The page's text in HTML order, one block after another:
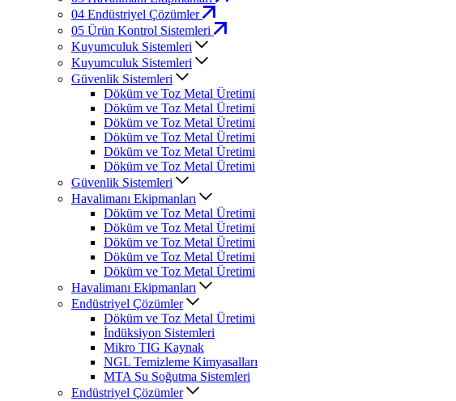
04 Endüstriyel Çözümler
05 Ürün Kontrol Sistemleri
Kuyumculuk Sistemleri
Kuyumculuk Sistemleri
Güvenlik Sistemleri
Döküm ve Toz Metal Üretimi
Döküm ve Toz Metal Üretimi
Döküm ve Toz Metal Üretimi
Döküm ve Toz Metal Üretimi
Döküm ve Toz Metal Üretimi
Döküm ve Toz Metal Üretimi
Güvenlik Sistemleri
Havalimanı Ekipmanları
Döküm ve Toz Metal Üretimi
Döküm ve Toz Metal Üretimi
Döküm ve Toz Metal Üretimi
Döküm ve Toz Metal Üretimi
Döküm ve Toz Metal Üretimi
Havalimanı Ekipmanları
Endüstriyel Çözümler
Döküm ve Toz Metal Üretimi
İndüksiyon Sistemleri
Mikro TIG Kaynak
NGL Temizleme Kimyasalları
MTA Su Soğutma Sistemleri
Endüstriyel Çözümler